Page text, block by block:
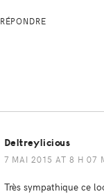
RÉPONDRE
Deltreylicious
7 MAI 2015 AT 8 H 07
Très sympathique ce